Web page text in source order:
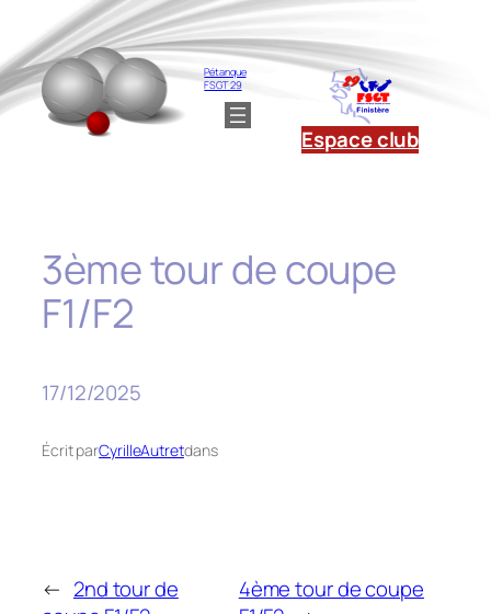
au
contenu
Pétanque
FSGT 29
Espace club
3ème tour de coupe
F1/F2
17/12/2025
Écrit parCyrilleAutretdans
← 2nd tour de
4ème tour de coupe